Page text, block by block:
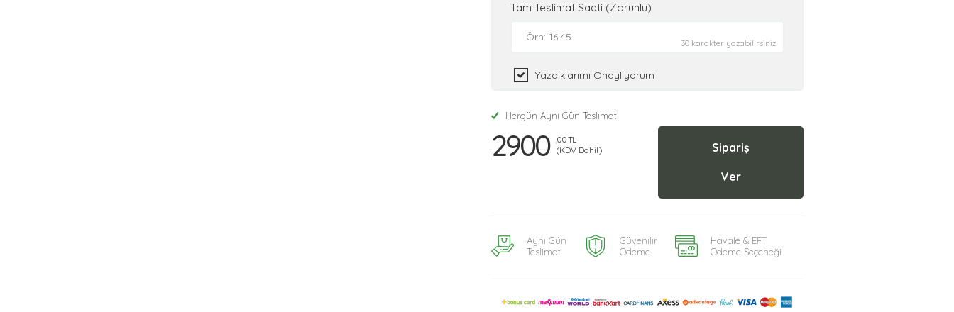
Tam Teslimat Saati (Zorunlu)
30 karakter yazabilirsiniz.
Yazdıklarımı Onaylıyorum
Hergün Aynı Gün Teslimat
2900 ,00 TL
(KDV Dahil)
Sipariş
Ver
Aynı Gün
Teslimat
Güvenilir
Ödeme
Havale & EFT
Ödeme Seçeneği